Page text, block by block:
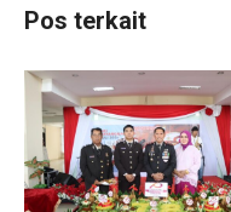
Pos terkait